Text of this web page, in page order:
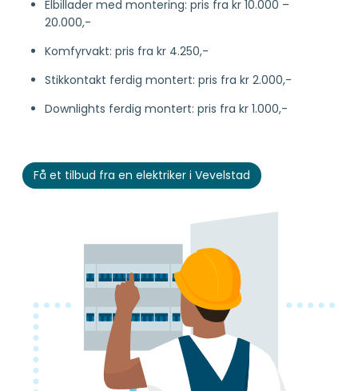
Elbillader med montering: pris fra kr 10.000 –
20.000,-
Komfyrvakt: pris fra kr 4.250,-
Stikkontakt ferdig montert: pris fra kr 2.000,-
Downlights ferdig montert: pris fra kr 1.000,-
Få et tilbud fra en elektriker i Vevelstad